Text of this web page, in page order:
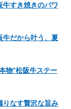
牛すき焼きのパワ
牛だから叶う、夏
物”松阪牛ステー
りなす贅沢な旨み